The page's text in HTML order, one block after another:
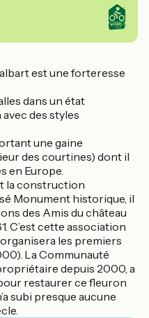
est une forteresse
dans un état
des styles
une gaine
des courtines) dont il
en Europe.
la construction
Monument historique, il
des Amis du château
C’est cette association
organisera les premiers
La Communauté
depuis 2000, a
restaurer ce fleuron
subi presque aucune